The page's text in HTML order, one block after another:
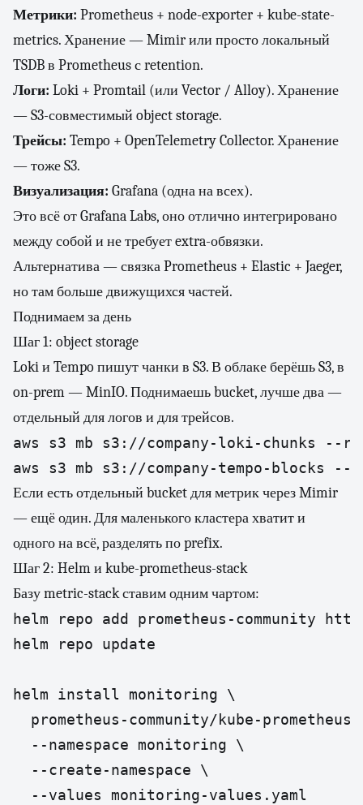
Метрики: Prometheus + node-exporter + kube-state-
metrics. Хранение — Mimir или просто локальный
TSDB в Prometheus с retention.
Логи: Loki + Promtail (или Vector / Alloy). Хранение
— S3-совместимый object storage.
Трейсы: Tempo + OpenTelemetry Collector. Хранение
— тоже S3.
Визуализация: Grafana (одна на всех).
Это всё от Grafana Labs, оно отлично интегрировано
между собой и не требует extra-обвязки.
Альтернатива — связка Prometheus + Elastic + Jaeger,
но там больше движущихся частей.
Поднимаем за день
Шаг 1: object storage
Loki и Tempo пишут чанки в S3. В облаке берёшь S3, в
on-prem — MinIO. Поднимаешь bucket, лучше два —
отдельный для логов и для трейсов.
aws s3 mb s3://company-loki-chunks --
aws s3 mb s3://company-tempo-blocks
Если есть отдельный bucket для метрик через Mimir
— ещё один. Для маленького кластера хватит и
одного на всё, разделять по prefix.
Шаг 2: Helm и kube-prometheus-stack
Базу metric-stack ставим одним чартом:
helm repo add prometheus-community
helm repo update
helm install monitoring \
prometheus-community/kube-
  --namespace monitoring \
  --create-namespace \
  --values monitoring-values.yaml